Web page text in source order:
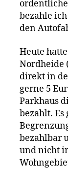
bezahle
den
Heute
Nordheide
direkt in
gerne 5
Parkhaus
bezahlt. Es
bezahlbar
und nicht